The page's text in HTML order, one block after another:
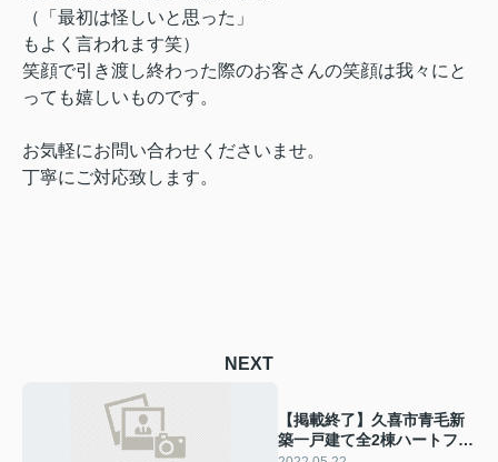
（「最初は怪しいと思った」
もよく言われます笑）
笑顔で引き渡し終わった際のお客さんの笑顔は我々にと
っても嬉しいものです。
お気軽にお問い合わせくださいませ。
丁寧にご対応致します。
NEXT
【掲載終了】久喜市青毛新
築一戸建て全2棟ハートフル